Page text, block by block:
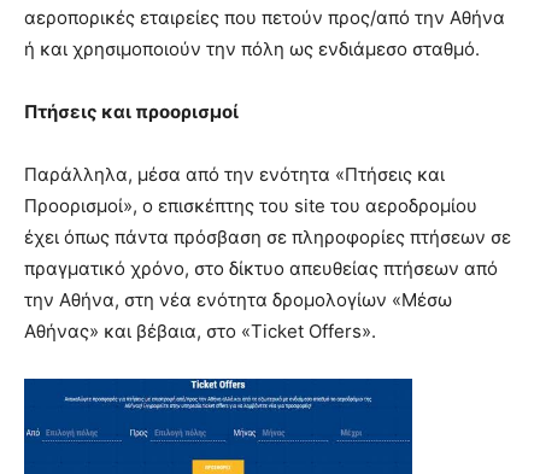
αεροπορικές εταιρείες που πετούν προς/από την Αθήνα
ή και χρησιμοποιούν την πόλη ως ενδιάμεσο σταθμό.
Πτήσεις και προορισμοί
Παράλληλα, μέσα από την ενότητα «Πτήσεις και
Προορισμοί», ο επισκέπτης του site του αεροδρομίου
έχει όπως πάντα πρόσβαση σε πληροφορίες πτήσεων σε
πραγματικό χρόνο, στο δίκτυο απευθείας πτήσεων από
την Αθήνα, στη νέα ενότητα δρομολογίων «Μέσω
Αθήνας» και βέβαια, στο «Ticket Offers».